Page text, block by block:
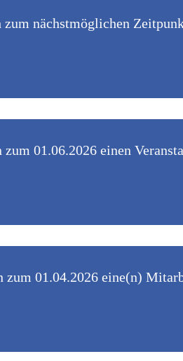
zum nächstmöglichen
zum 01.06.2026 einen
zum 01.04.2026 eine(n)